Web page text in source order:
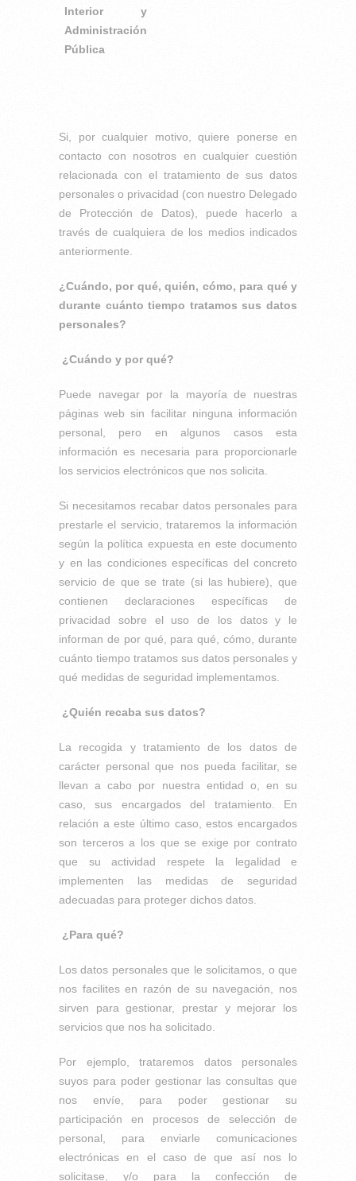
Interior y
Administración
Pública
Si, por cualquier motivo, quiere ponerse en
contacto con nosotros en cualquier cuestión
relacionada con el tratamiento de sus datos
personales o privacidad (con nuestro Delegado
de Protección de Datos), puede hacerlo a
través de cualquiera de los medios indicados
anteriormente.
¿Cuándo, por qué, quién, cómo, para qué y
durante cuánto tiempo tratamos sus datos
personales?
¿Cuándo y por qué?
Puede navegar por la mayoría de nuestras
páginas web sin facilitar ninguna información
personal, pero en algunos casos esta
información es necesaria para proporcionarle
los servicios electrónicos que nos solicita.
Si necesitamos recabar datos personales para
prestarle el servicio, trataremos la información
según la política expuesta en este documento
y en las condiciones específicas del concreto
servicio de que se trate (si las hubiere), que
contienen declaraciones específicas de
privacidad sobre el uso de los datos y le
informan de por qué, para qué, cómo, durante
cuánto tiempo tratamos sus datos personales y
qué medidas de seguridad implementamos.
¿Quién recaba sus datos?
La recogida y tratamiento de los datos de
carácter personal que nos pueda facilitar, se
llevan a cabo por nuestra entidad o, en su
caso, sus encargados del tratamiento. En
relación a este último caso, estos encargados
son terceros a los que se exige por contrato
que su actividad respete la legalidad e
implementen las medidas de seguridad
adecuadas para proteger dichos datos.
¿Para qué?
Los datos personales que le solicitamos, o que
nos facilites en razón de su navegación, nos
sirven para gestionar, prestar y mejorar los
servicios que nos ha solicitado.
Por ejemplo, trataremos datos personales
suyos para poder gestionar las consultas que
nos envíe, para poder gestionar su
participación en procesos de selección de
personal, para enviarle comunicaciones
electrónicas en el caso de que así nos lo
solicitase, y/o para la confección de